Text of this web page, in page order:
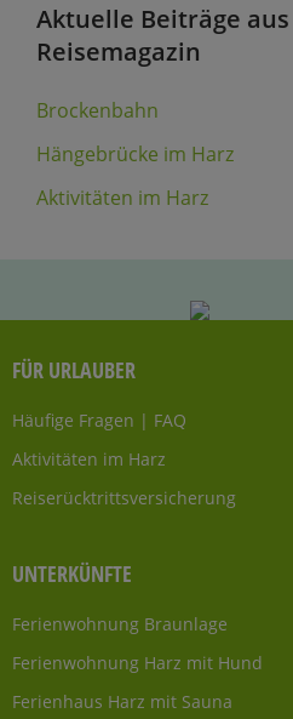
Aktuelle Beiträge
Reisemagazin
Brockenbahn
Hängebrücke im Harz
Aktivitäten im Harz
FÜR URLAUBER
Häufige Fragen | FAQ
Aktivitäten im Harz
Reiserücktrittsversicherung
UNTERKÜNFTE
Ferienwohnung Braunlage
Ferienwohnung Harz mit Hund
Ferienhaus Harz mit Sauna